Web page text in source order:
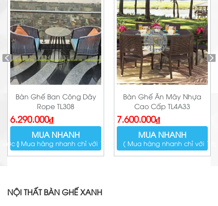
Bàn Ghế Ban Công Dây
Rope TL308
6.290.000₫
MUA NHANH
( Mua hàng nhanh chỉ với 1 bước )
Bàn Ghế Ăn Mây Nhựa
Cao Cấp TL4A33
7.600.000₫
MUA NHANH
( Mua hàng nhanh chỉ với 1
)
NỘI THẤT BÀN GHẾ XANH